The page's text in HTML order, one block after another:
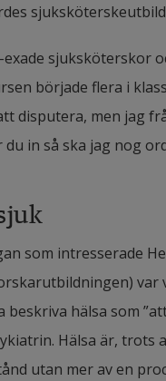
sjuksköterskor
började flera i
disputera, men jag
in så ska jag nog
som intresserade
var
hälsa som
Hälsa är, trots
utan mer av en